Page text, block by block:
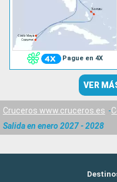
Pague en 4X
VER
Cruceros www.cruceros.es
Salida en enero 2027 - 2028